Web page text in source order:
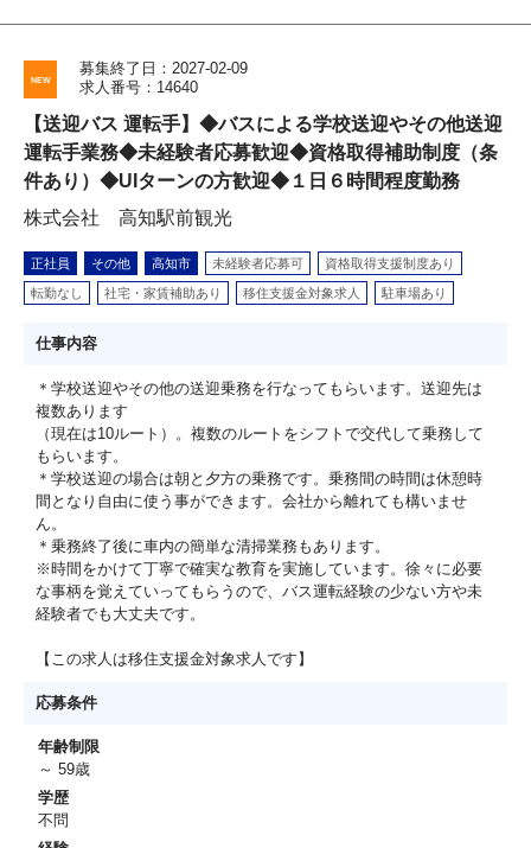
募集終了日：2027-02-09
求人番号：14640
【送迎バス 運転手】◆バスによる学校送迎やその他送迎
運転手業務◆未経験者応募歓迎◆資格取得補助制度（条
件あり）◆UIターンの方歓迎◆１日６時間程度勤務
株式会社 高知駅前観光
正社員 その他 高知市 未経験者応募可 資格取得支援制度あり
転勤なし 社宅・家賃補助あり 移住支援金対象求人 駐車場あり
仕事内容
＊学校送迎やその他の送迎乗務を行なってもらいます。送迎先は
複数あります
（現在は10ルート）。複数のルートをシフトで交代して乗務して
もらいます。
＊学校送迎の場合は朝と夕方の乗務です。乗務間の時間は休憩時
間となり自由に使う事ができます。会社から離れても構いませ
ん。
＊乗務終了後に車内の簡単な清掃業務もあります。
※時間をかけて丁寧で確実な教育を実施しています。徐々に必要
な事柄を覚えていってもらうので、バス運転経験の少ない方や未
経験者でも大丈夫です。
【この求人は移住支援金対象求人です】
応募条件
年齢制限
～ 59歳
学歴
不問